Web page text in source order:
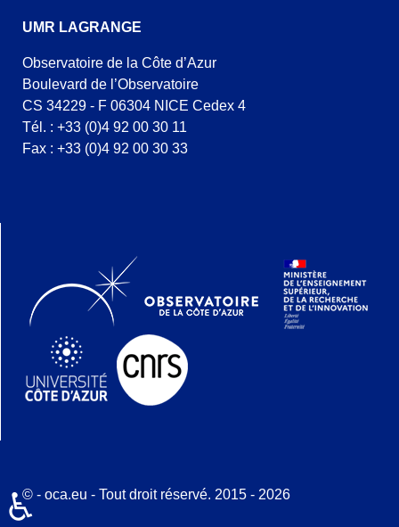
UMR LAGRANGE
Observatoire de la Côte d’Azur
Boulevard de l’Observatoire
CS 34229 - F 06304 NICE Cedex 4
Tél. : +33 (0)4 92 00 30 11
Fax : +33 (0)4 92 00 30 33
© - oca.eu - Tout droit réservé. 2015 - 2026